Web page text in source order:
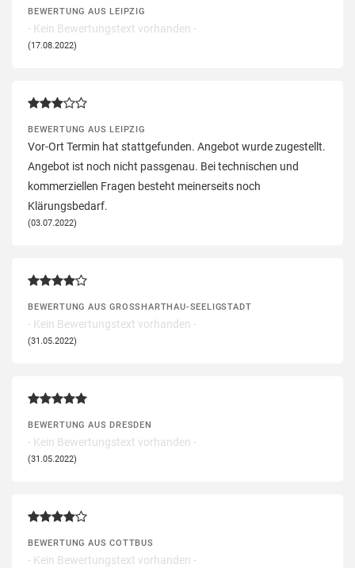
BEWERTUNG AUS LEIPZIG
- Kein Bewertungstext vorhanden -
(17.08.2022)
BEWERTUNG AUS LEIPZIG
Vor-Ort Termin hat stattgefunden. Angebot wurde zugestellt.
Angebot ist noch nicht passgenau. Bei technischen und
kommerziellen Fragen besteht meinerseits noch
Klärungsbedarf.
(03.07.2022)
BEWERTUNG AUS GROSSHARTHAU-SEELIGSTADT
- Kein Bewertungstext vorhanden -
(31.05.2022)
BEWERTUNG AUS DRESDEN
- Kein Bewertungstext vorhanden -
(31.05.2022)
BEWERTUNG AUS COTTBUS
- Kein Bewertungstext vorhanden -